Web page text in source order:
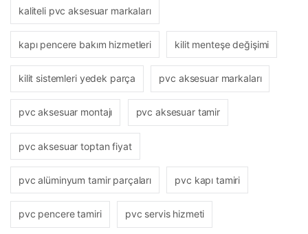
kaliteli pvc aksesuar markaları
kapı pencere bakım hizmetleri kilit menteşe değişimi
kilit sistemleri yedek parça pvc aksesuar markaları
pvc aksesuar montajı pvc aksesuar tamir
pvc aksesuar toptan fiyat
pvc alüminyum tamir parçaları pvc kapı tamiri
pvc pencere tamiri pvc servis hizmeti